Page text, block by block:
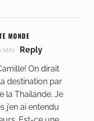
MONDE
MIN
Reply
On dirait
destination par
la Thailande. Je
j’en ai entendu